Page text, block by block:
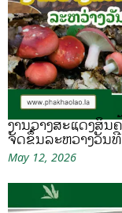
ງານວາງສະແດງສິນ
ຈັດຂຶ້ນລະຫວ່າງວັນ
May 12, 2026